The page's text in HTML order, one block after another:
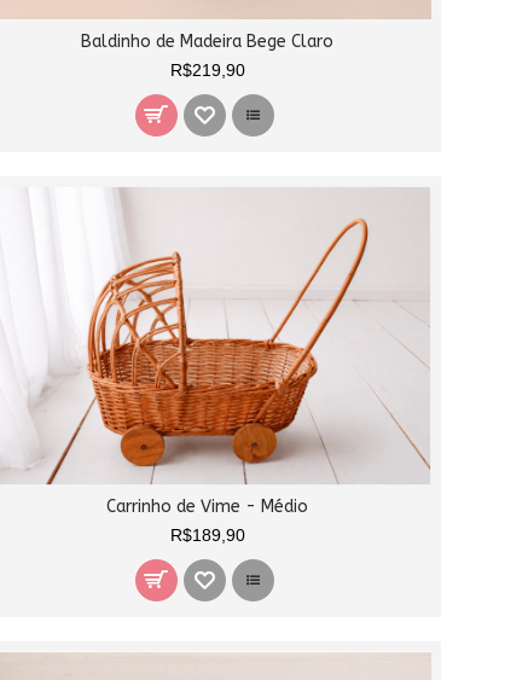
Baldinho de Madeira Bege Claro
R$219,90
Carrinho de Vime - Médio
R$189,90